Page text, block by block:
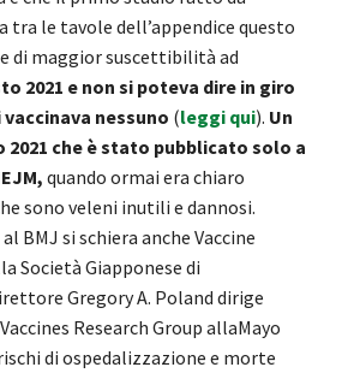
tra le tavole dell’appendice questo
di maggior suscettibilità ad
2021 e non si poteva dire in giro
nessuno (leggi qui). Un
2021 che è stato pubblicato solo a
quando ormai era chiaro
sono veleni inutili e dannosi.
BMJ si schiera anche Vaccine
Società Giapponese di
Gregory A. Poland dirige
Research Group allaMayo
di ospedalizzazione e morte